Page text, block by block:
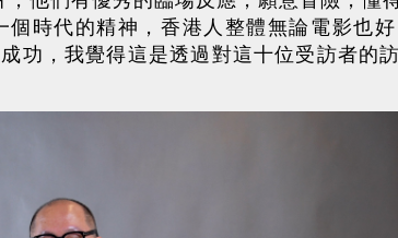
時代的精神，香港人整體無論電影也
功，我覺得這是透過對這十位受訪者的